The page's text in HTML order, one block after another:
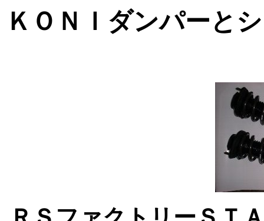
ＫＯＮＩダンパーと